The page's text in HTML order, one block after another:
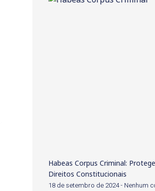
Habeas Corpus Criminal:
Direitos Constitucionais
18 de setembro de 2024 Nenhum